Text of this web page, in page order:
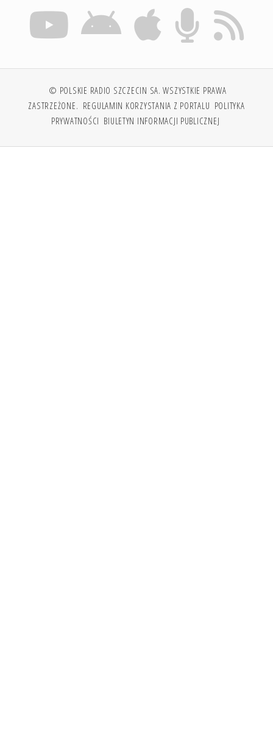
© POLSKIE RADIO SZCZECIN SA. WSZYSTKIE PRAWA
ZASTRZEŻONE. REGULAMIN KORZYSTANIA Z PORTALU POLITYKA
PRYWATNOŚCI BIULETYN INFORMACJI PUBLICZNEJ